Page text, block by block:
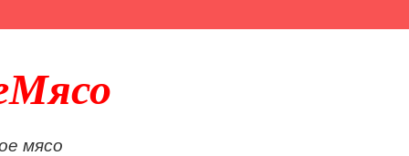
мясо